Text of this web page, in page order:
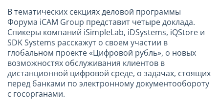
В тематических секциях деловой программы
Форума iCAM Group представит четыре доклада.
Спикеры компаний iSimpleLab, iDSystems, iQStore и
SDK Systems расскажут о своем участии в
глобальном проекте «Цифровой рубль», о новых
возможностях обслуживания клиентов в
дистанционной цифровой среде, о задачах, стоящих
перед банками по электронному документообороту
с госорганами.